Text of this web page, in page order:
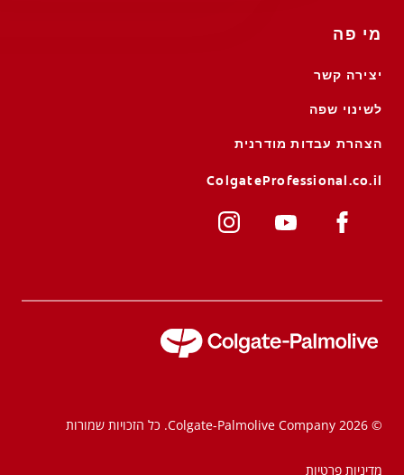
מי פה
יצירה קשר
לשינוי שפה
הצהרת עבדות מודרנית
ColgateProfessional.co.il
© 2026 Colgate-Palmolive Company. כל הזכויות שמורות
מדיניות פרטיות